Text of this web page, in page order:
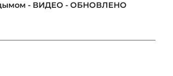
- ВИДЕО - ОБНОВЛЕНО